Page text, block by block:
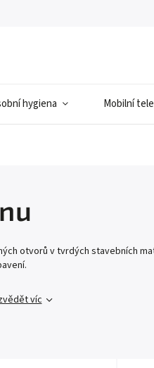
hygiena Mobilní
otvorů v tvrdých stavebních
víc